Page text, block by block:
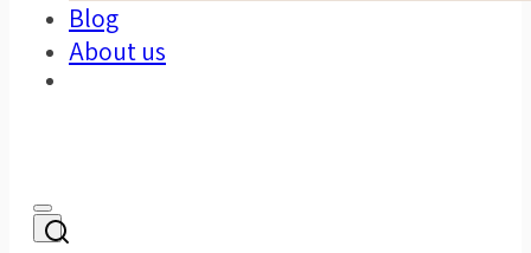
Blog
About us